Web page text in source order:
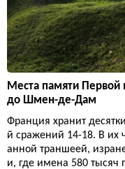
Места памяти
до Шмен-де-Дам
Франция хранит
й сражений 14-18. В их
анной траншеей,
и, где имена 580